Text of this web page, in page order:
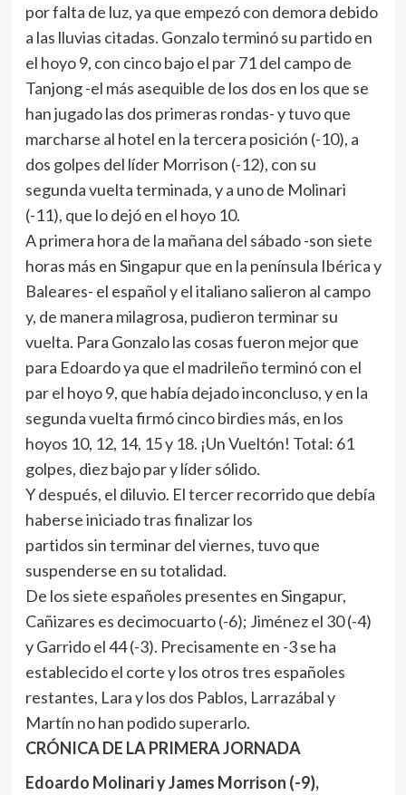
por falta de luz, ya que empezó con demora debido
a las lluvias citadas. Gonzalo terminó su partido en
el hoyo 9, con cinco bajo el par 71 del campo de
Tanjong -el más asequible de los dos en los que se
han jugado las dos primeras rondas- y tuvo que
marcharse al hotel en la tercera posición (-10), a
dos golpes del líder Morrison (-12), con su
segunda vuelta terminada, y a uno de Molinari
(-11), que lo dejó en el hoyo 10.
A primera hora de la mañana del sábado -son siete
horas más en Singapur que en la península Ibérica y
Baleares- el español y el italiano salieron al campo
y, de manera milagrosa, pudieron terminar su
vuelta. Para Gonzalo las cosas fueron mejor que
para Edoardo ya que el madrileño terminó con el
par el hoyo 9, que había dejado inconcluso, y en la
segunda vuelta firmó cinco birdies más, en los
hoyos 10, 12, 14, 15 y 18. ¡Un Vueltón! Total: 61
golpes, diez bajo par y líder sólido.
Y después, el diluvio. El tercer recorrido que debía
haberse iniciado tras finalizar los
partidos sin terminar del viernes, tuvo que
suspenderse en su totalidad.
De los siete españoles presentes en Singapur,
Cañizares es decimocuarto (-6); Jiménez el 30 (-4)
y Garrido el 44 (-3). Precisamente en -3 se ha
establecido el corte y los otros tres españoles
restantes, Lara y los dos Pablos, Larrazábal y
Martín no han podido superarlo.
CRÓNICA DE LA PRIMERA JORNADA
Edoardo Molinari y James Morrison (-9),